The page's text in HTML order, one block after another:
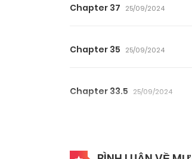
Chapter 37 25/09/2024
Chapter 35 25/09/2024
Chapter 33.5 25/09/2024